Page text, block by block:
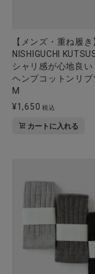
【メンズ・重ね履き
NISHIGUCHI
シャリ感が心地良い
ヘンプコットンリブ
M
¥1,650 税込
カートに入れる